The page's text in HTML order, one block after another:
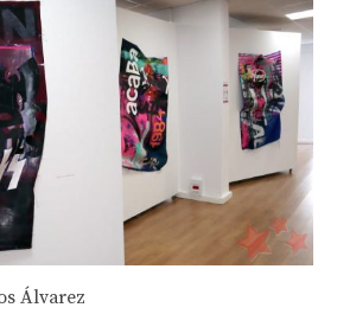
Álvarez